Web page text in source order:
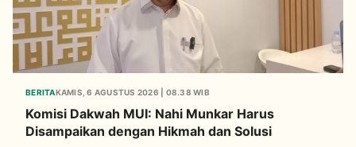
BERITAKAMIS, 6 AGUSTUS 2026 | 08.38 WIB
Komisi Dakwah MUI: Nahi Munkar Harus
Disampaikan dengan Hikmah dan Solusi